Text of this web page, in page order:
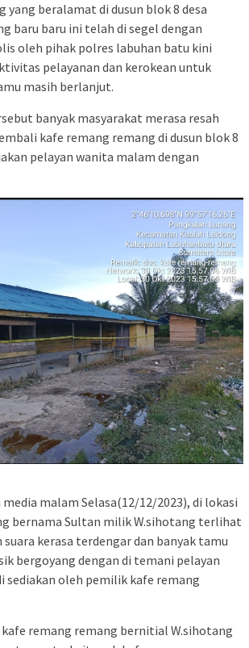
yang beralamat di dusun blok 8 desa
baru baru ini telah di segel dengan
oleh pihak polres labuhan batu kini
pelayanan dan kerokean untuk
masih berlanjut.
banyak masyarakat merasa resah
kafe remang remang di dusun blok 8
pelayan wanita malam dengan
malam Selasa(12/12/2023), di lokasi
bernama Sultan milik W.sihotang terlihat
suara kerasa terdengar dan banyak tamu
bergoyang dengan di temani pelayan
sediakan oleh pemilik kafe remang
remang remang bernitial W.sihotang